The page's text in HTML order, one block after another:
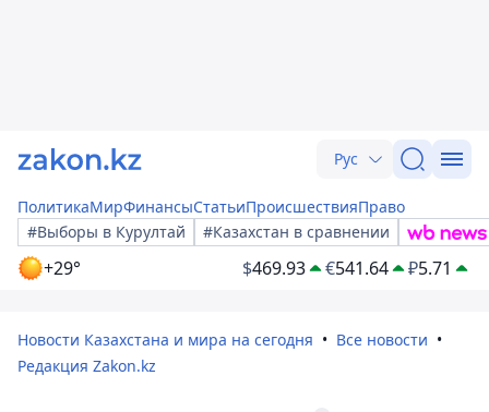
Рус
ПолитикаМирФинансыСтатьиПроисшествияПраво
#Выборы в Курултай
#Казахстан в сравнении
+29° $469.93 €541.64 ₽5.71
Новости Казахстана и мира на сегодня
Все новости
Редакция Zakon.kz